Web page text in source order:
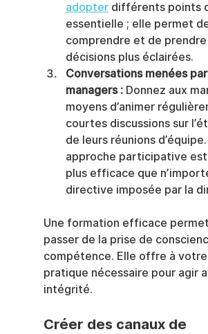
adopter différents points
essentielle ; elle permet
comprendre et de
décisions plus éclairées.
Conversations menées
managers : Donnez aux
moyens d’animer
courtes discussions sur
de leurs réunions
approche participative
plus efficace que
directive imposée par la
Une formation efficace
passer de la prise de
compétence. Elle offre à
pratique nécessaire pour agir
intégrité.
Créer des canaux de